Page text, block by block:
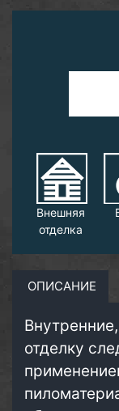
Внешняя
отделка
ОПИСАНИЕ
отделку